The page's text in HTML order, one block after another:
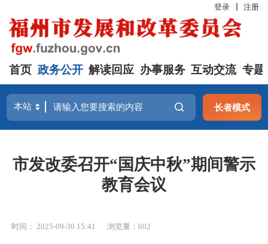
登录 注册
首页 政务公开 解读回应 办事服务 互动交流 专题
长者模式
市发改委召开“国庆中秋”期间警示
教育会议
时间： 2025-09-30 15:41 浏览量：602